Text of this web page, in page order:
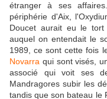
étranger à ses
périphérie d'Aix,
Doucet aurait eu le
auquel on entendait le
1989, ce sont cette fois
Novarra qui sont visés,
associé qui voit ses
Mandragores subir les
tandis que son bateau le